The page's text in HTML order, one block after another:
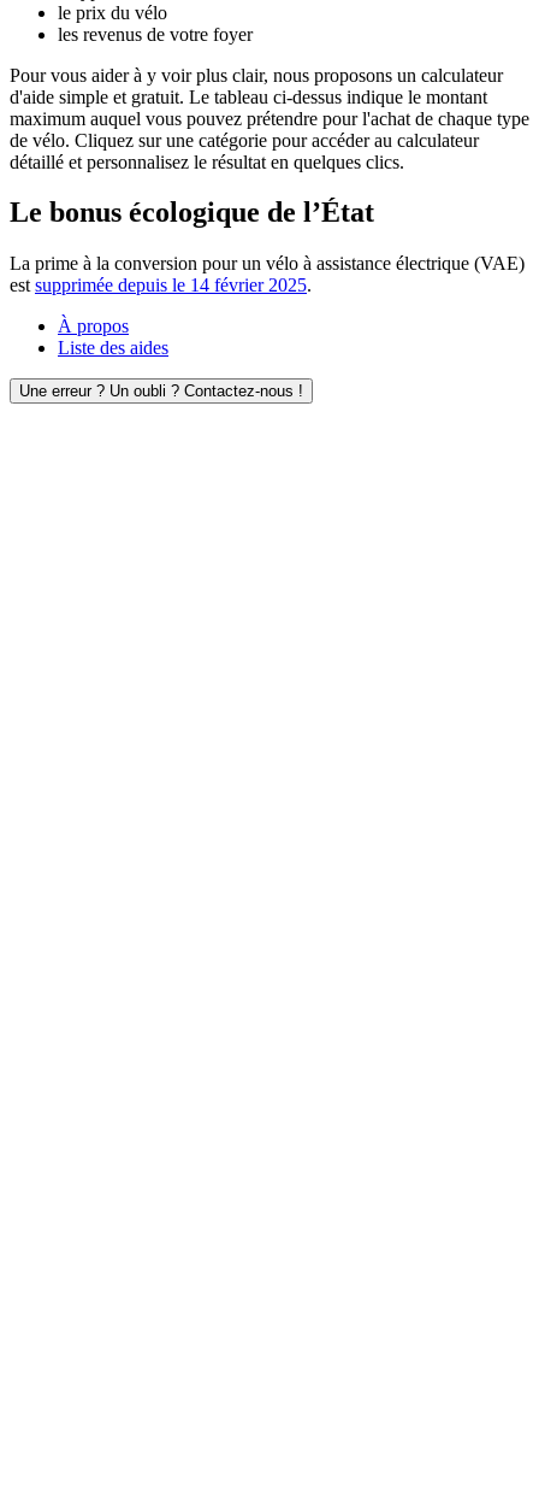
le prix du vélo
les revenus de votre foyer
Pour vous aider à y voir plus clair, nous proposons un calculateur
d'aide simple et gratuit. Le tableau ci-dessus indique le montant
maximum auquel vous pouvez prétendre pour l'achat de chaque type
de vélo. Cliquez sur une catégorie pour accéder au calculateur
détaillé et personnalisez le résultat en quelques clics.
Le bonus écologique de l’État
La prime à la conversion pour un vélo à assistance électrique (VAE)
est supprimée depuis le 14 février 2025.
À propos
Liste des aides
Une erreur ? Un oubli ? Contactez-nous !